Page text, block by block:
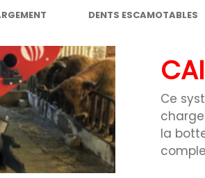
DENTS ESCAMOTABLES
Ce
la